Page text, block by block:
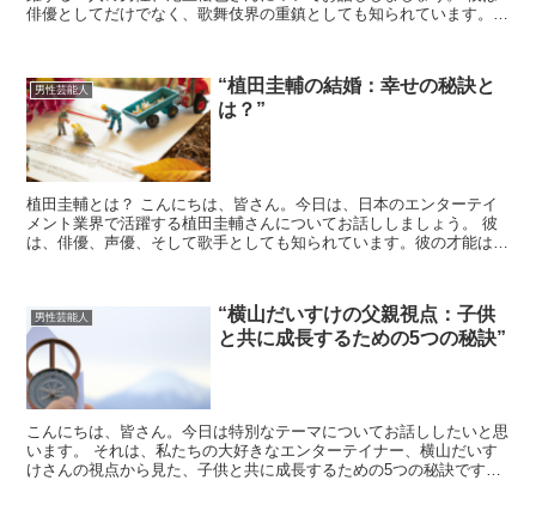
俳優としてだけでなく、歌舞伎界の重鎮としても知られています。
男性芸能人
“植田圭輔の結婚：幸せの秘訣と
は？”
植田圭輔とは？ こんにちは、皆さん。今日は、日本のエンターテイ
メント業界で活躍する植田圭輔さんについてお話ししましょう。 彼
は、俳優、声優、そして歌手としても知られています。彼の才能は広
男性芸能人
“横山だいすけの父親視点：子供
と共に成長するための5つの秘訣”
こんにちは、皆さん。今日は特別なテーマについてお話ししたいと思
います。 それは、私たちの大好きなエンターテイナー、横山だいす
けさんの視点から見た、子供と共に成長するための5つの秘訣です。